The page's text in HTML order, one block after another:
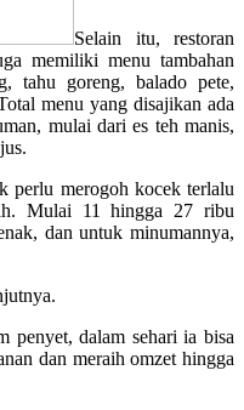
Selain itu, restoran
memiliki menu tambahan
tahu goreng, balado pete,
menu yang disajikan ada
mulai dari es teh manis,
perlu merogoh kocek terlalu
Mulai 11 hingga 27 ribu
dan untuk minumannya,
penyet, dalam sehari ia bisa
dan meraih omzet hingga